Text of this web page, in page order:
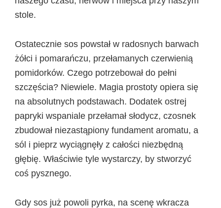
stole.
Ostatecznie sos powstał w radosnych barwach
żółci i pomarańczu, przełamanych czerwienią
pomidorków. Czego potrzebował do pełni
szczęścia? Niewiele. Magia prostoty opiera się
na absolutnych podstawach. Dodatek ostrej
papryki wspaniale przełamał słodycz, czosnek
zbudował niezastąpiony fundament aromatu, a
sól i pieprz wyciągnęły z całości niezbędną
głębię. Właściwie tyle wystarczy, by stworzyć
coś pysznego.
Gdy sos już powoli pyrka, na scenę wkracza